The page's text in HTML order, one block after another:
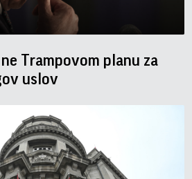
Trampovom planu za
uslov